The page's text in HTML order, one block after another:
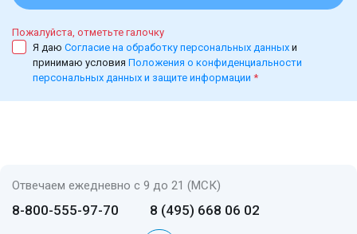
Пожалуйста, отметьте галочку
Я даю Согласие на обработку персональных данных и
принимаю условия Положения о конфиденциальности
персональных данных и защите информации *
Отвечаем ежедневно с 9 до 21 (МСК)
8-800-555-97-70 8 (495) 668 06 02